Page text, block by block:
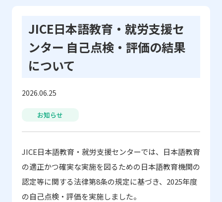
JICE日本語教育・就労支援セ
ンター 自己点検・評価の結果
について
2026.06.25
お知らせ
JICE日本語教育・就労支援センターでは、日本語教育
の適正かつ確実な実施を図るための日本語教育機関の
認定等に関する法律第8条の規定に基づき、2025年度
の自己点検・評価を実施しました。